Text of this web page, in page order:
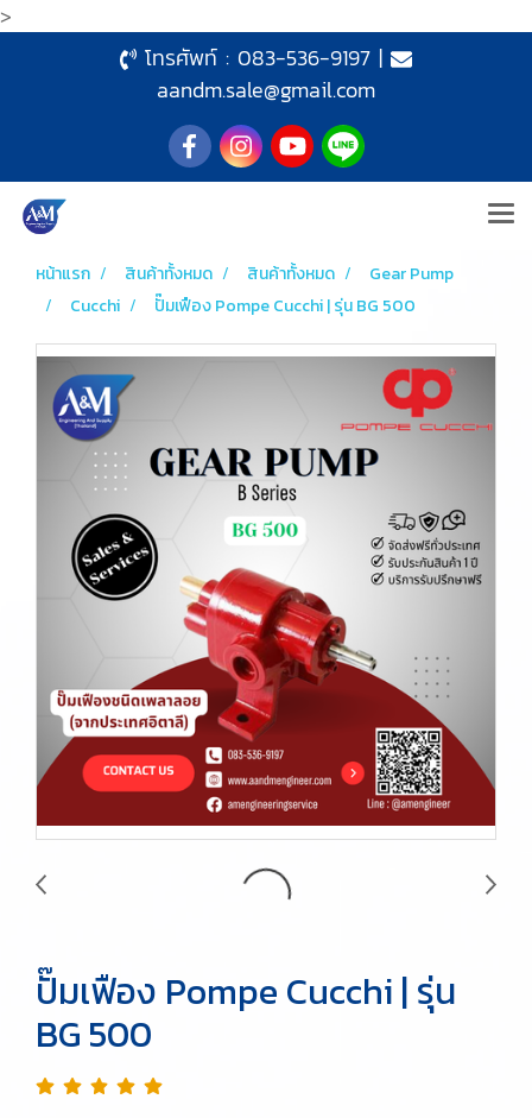
>
โทรศัพท์ : 083-536-9197|
aandm.sale@gmail.com
หน้าแรก สินค้าทั้งหมด สินค้าทั้งหมด
Gear Pump
Cucchi
ปั๊มเฟือง Pompe Cucchi | รุ่น BG 500
ปั๊มเฟือง Pompe Cucchi | รุ่น
BG 500